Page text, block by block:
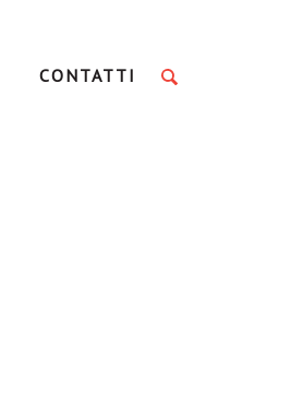
CONTATTI